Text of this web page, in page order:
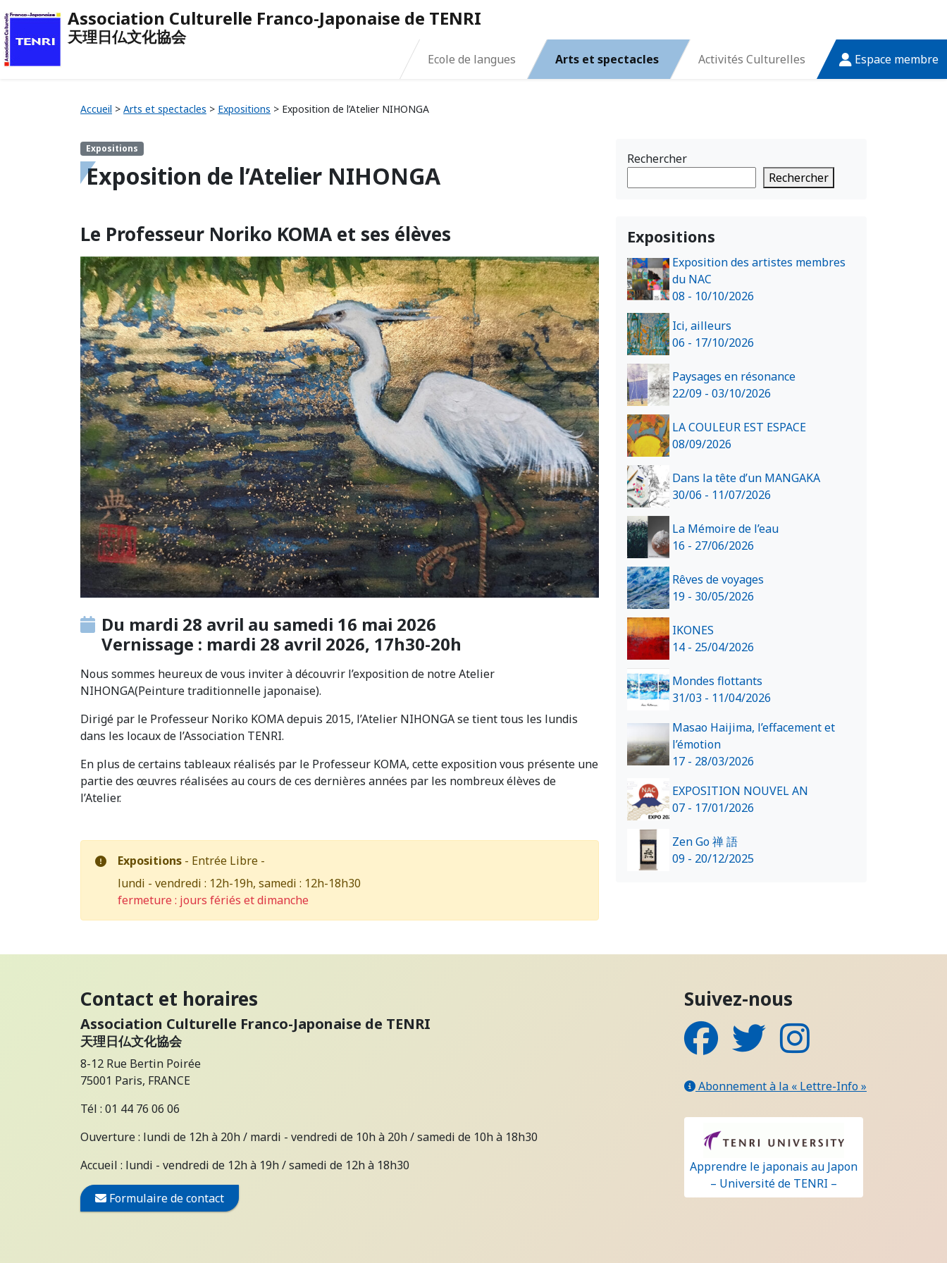
Association Culturelle Franco-Japonaise de TENRI
天理日仏文化協会
Ecole de langues Arts et spectacles Activités Culturelles Espace membre
Accueil > Arts et spectacles > Expositions > Exposition de l’Atelier NIHONGA
Expositions
Exposition de l’Atelier NIHONGA
Le Professeur Noriko KOMA et ses élèves
Du mardi 28 avril au samedi 16 mai 2026
Vernissage : mardi 28 avril 2026, 17h30-20h
Nous sommes heureux de vous inviter à découvrir l’exposition de notre Atelier
NIHONGA(Peinture traditionnelle japonaise).
Dirigé par le Professeur Noriko KOMA depuis 2015, l’Atelier NIHONGA se tient tous les lundis
dans les locaux de l’Association TENRI.
En plus de certains tableaux réalisés par le Professeur KOMA, cette exposition vous présente une
partie des œuvres réalisées au cours de ces dernières années par les nombreux élèves de
l’Atelier.
Expositions - Entrée Libre -
lundi - vendredi : 12h-19h, samedi : 12h-18h30
fermeture : jours fériés et dimanche
Rechercher
Rechercher
Expositions
Exposition des artistes membres
du NAC
08 - 10/10/2026
Ici, ailleurs
06 - 17/10/2026
Paysages en résonance
22/09 - 03/10/2026
LA COULEUR EST ESPACE
08/09/2026
Dans la tête d’un MANGAKA
30/06 - 11/07/2026
La Mémoire de l’eau
16 - 27/06/2026
Rêves de voyages
19 - 30/05/2026
IKONES
14 - 25/04/2026
Mondes flottants
31/03 - 11/04/2026
Masao Haijima, l’effacement et
l’émotion
17 - 28/03/2026
EXPOSITION NOUVEL AN
07 - 17/01/2026
Zen Go 禅 語
09 - 20/12/2025
Contact et horaires
Association Culturelle Franco-Japonaise de TENRI
天理日仏文化協会
8-12 Rue Bertin Poirée
75001 Paris, FRANCE
Tél : 01 44 76 06 06
Ouverture : lundi de 12h à 20h / mardi - vendredi de 10h à 20h / samedi de 10h à 18h30
Accueil : lundi - vendredi de 12h à 19h / samedi de 12h à 18h30
Formulaire de contact
Suivez-nous
FacebookTwitter Instagram
Abonnement à la « Lettre-Info »
Apprendre le japonais au Japon
– Université de TENRI –